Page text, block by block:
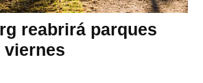
reabrirá parques